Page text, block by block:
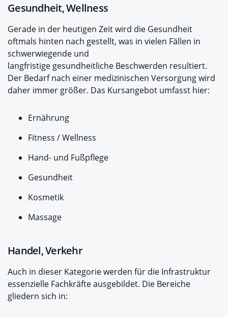
Gesundheit, Wellness
Gerade in der heutigen Zeit wird die Gesundheit
oftmals hinten nach gestellt, was in vielen Fällen in
schwerwiegende und
langfristige gesundheitliche Beschwerden resultiert.
Der Bedarf nach einer medizinischen Versorgung wird
daher immer größer. Das Kursangebot umfasst hier:
Ernährung
Fitness / Wellness
Hand- und Fußpflege
Gesundheit
Kosmetik
Massage
Handel, Verkehr
Auch in dieser Kategorie werden für die Infrastruktur
essenzielle Fachkräfte ausgebildet. Die Bereiche
gliedern sich in: